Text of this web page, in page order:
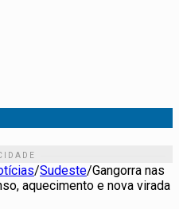
/Sudeste/Gangorra nas
aquecimento e nova virada